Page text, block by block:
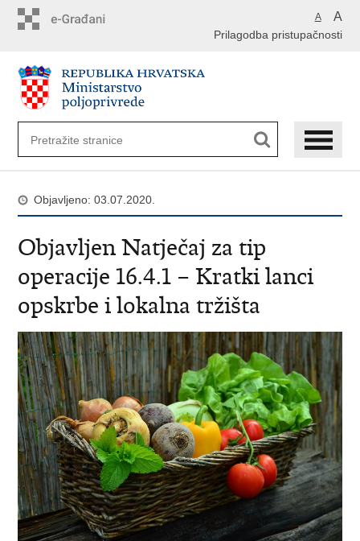
A A
Prilagodba pristupačnosti
Objavljeno: 03.07.2020.
Objavljen Natječaj za tip
operacije 16.4.1 – Kratki lanci
opskrbe i lokalna tržišta